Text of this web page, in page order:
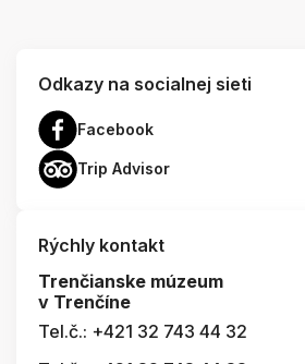
Odkazy na socialnej sieti
Facebook
Trip Advisor
Rýchly kontakt
Trenčianske múzeum
v Trenčíne
Tel.č.: +421 32 743 44 32